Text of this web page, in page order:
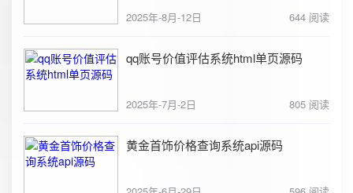
2025年-8月-12日 644 阅读
qq账号价值评估系统html单页源码
2025年-7月-2日 805 阅读
黄金首饰价格查询系统api源码